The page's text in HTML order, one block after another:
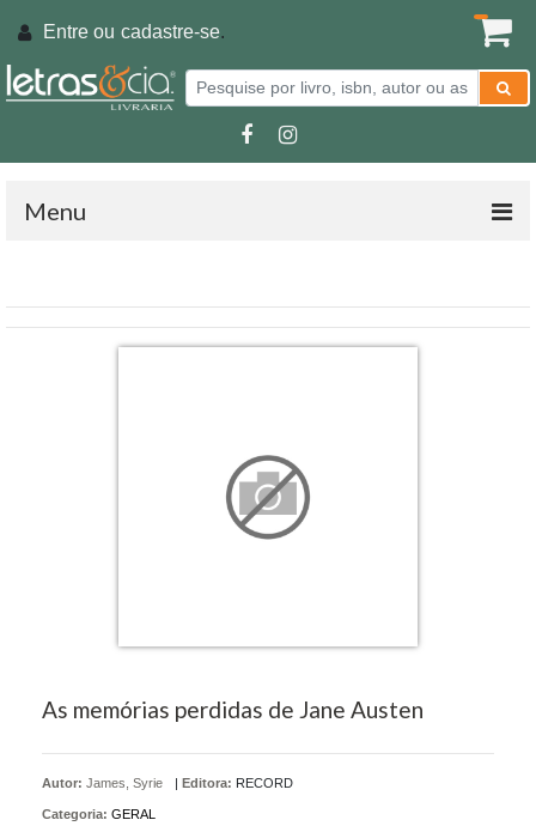
Entre ou cadastre-se.
Menu
As memórias perdidas de Jane Austen
Autor: James, Syrie | Editora: RECORD
Categoria: GERAL